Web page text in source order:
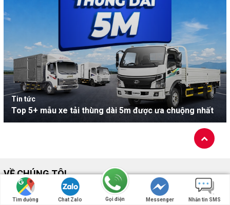
Tin tức
Top 5+ mẫu xe tải thùng dài 5m được ưa chuộng nhất
VỀ CHÚNG TÔI
Giới thiệu chung
Tầm nhìn & sứ mệnh
Tìm đường Chat Zalo Gọi điện Messenger Nhắn tin SMS